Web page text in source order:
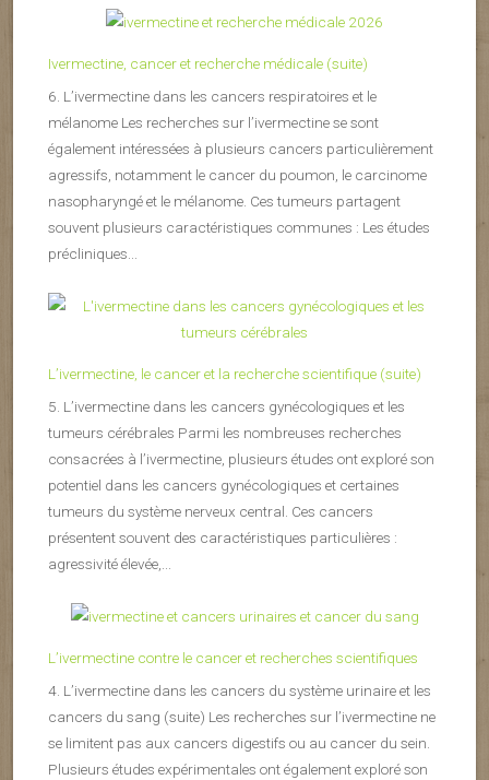
Ivermectine, cancer et recherche médicale (suite)
6. L’ivermectine dans les cancers respiratoires et le
mélanome Les recherches sur l’ivermectine se sont
également intéressées à plusieurs cancers particulièrement
agressifs, notamment le cancer du poumon, le carcinome
nasopharyngé et le mélanome. Ces tumeurs partagent
souvent plusieurs caractéristiques communes : Les études
précliniques...
L’ivermectine, le cancer et la recherche scientifique (suite)
5. L’ivermectine dans les cancers gynécologiques et les
tumeurs cérébrales Parmi les nombreuses recherches
consacrées à l’ivermectine, plusieurs études ont exploré son
potentiel dans les cancers gynécologiques et certaines
tumeurs du système nerveux central. Ces cancers
présentent souvent des caractéristiques particulières :
agressivité élevée,...
L’ivermectine contre le cancer et recherches scientifiques
4. L’ivermectine dans les cancers du système urinaire et les
cancers du sang (suite) Les recherches sur l’ivermectine ne
se limitent pas aux cancers digestifs ou au cancer du sein.
Plusieurs études expérimentales ont également exploré son